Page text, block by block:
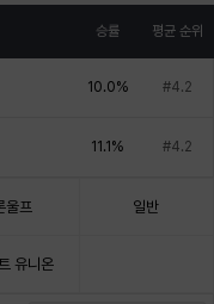
승률 평균 순위
10.0% #4.2
11.1% #4.2
울프 일반
유니온